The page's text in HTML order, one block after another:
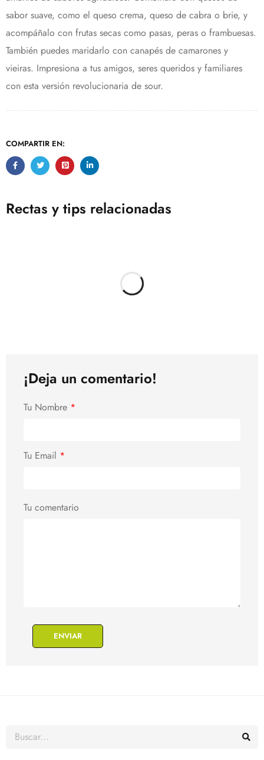
sabor suave, como el queso crema, queso de cabra o brie, y
acompáñalo con frutas secas como pasas, peras o frambuesas.
También puedes maridarlo con canapés de camarones y
vieiras. Impresiona a tus amigos, seres queridos y familiares
con esta versión revolucionaria de sour.
COMPARTIR EN:
Rectas y tips relacionadas
¡Deja un comentario!
Tu Nombre *
Tu Email *
Tu comentario
ENVIAR